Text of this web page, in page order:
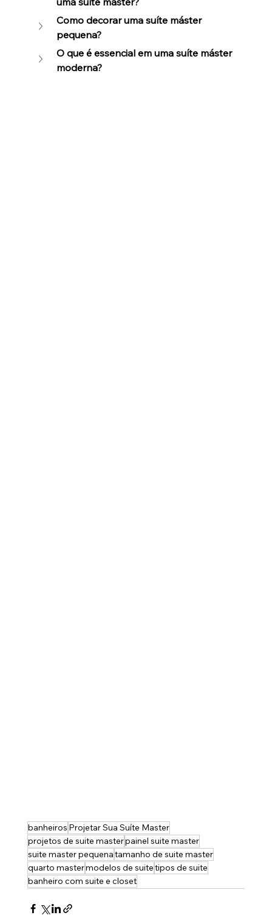
Como decorar uma suíte máster
pequena?
O que é essencial em uma suíte máster
moderna?
banheiros Projetar Sua Suíte Master
projetos de suite masterpainel suite master
suite master pequenatamanho de suite master
quarto mastermodelos de suitetipos de suite
banheiro com suite e closet